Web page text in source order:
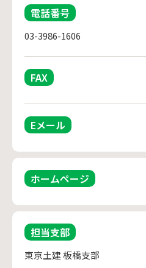
電話番号
03-3986-1606
FAX
Eメール
ホームページ
担当支部
東京土建 板橋支部